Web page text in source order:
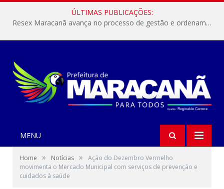
ÚLTIMAS PUBLICAÇÕES:
Resex Maracanã avança no processo de gestão e ordenamento do turismo em nossas áreas protegidas.
MENU
Home » Notícias »
Ação do Dezembro Vermelho
movimenta o Mercado Municipal com serviços de prevenção e
cuidados à saúde